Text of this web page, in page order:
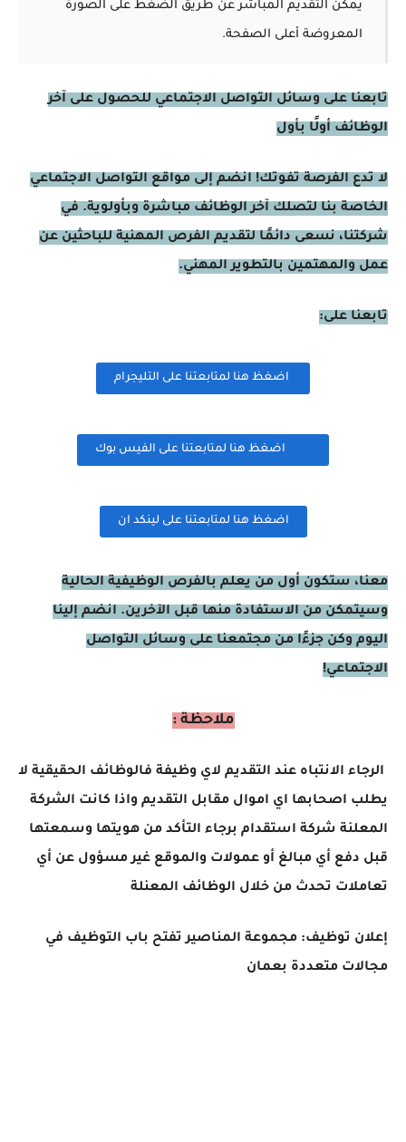
يمكن التقديم المباشر عن طريق الضغط على الصورة
المعروضة أعلى الصفحة.
تابعنا على وسائل التواصل الاجتماعي للحصول على آخر
الوظائف أولًا بأول
لا تدع الفرصة تفوتك! انضم إلى مواقع التواصل الاجتماعي
الخاصة بنا لتصلك آخر الوظائف مباشرة وبأولوية. في
شركتنا، نسعى دائمًا لتقديم الفرص المهنية للباحثين عن
عمل والمهتمين بالتطوير المهني.
تابعنا على:
اضغظ هنا لمتابعتنا على التليجرام
اضغظ هنا لمتابعتنا على الفيس بوك
اضغظ هنا لمتابعتنا على لينكد ان
معنا، ستكون أول من يعلم بالفرص الوظيفية الحالية
وسيتمكن من الاستفادة منها قبل الآخرين. انضم إلينا
اليوم وكن جزءًا من مجتمعنا على وسائل التواصل
الاجتماعي!
ملاحظة :
الرجاء الانتباه عند التقديم لاي وظيفة فالوظائف الحقيقية لا
يطلب اصحابها اي اموال مقابل التقديم واذا كانت الشركة
المعلنة شركة استقدام برجاء التأكد من هويتها وسمعتها
قبل دفع أي مبالغ أو عمولات والموقع غير مسؤول عن أي
تعاملات تحدث من خلال الوظائف المعنلة
إعلان توظيف: مجموعة المناصير تفتح باب التوظيف في
مجالات متعددة بعمان